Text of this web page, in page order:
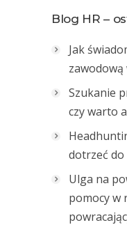
Blog HR –
Jak
zawodową
Szukanie
czy warto
dotrzeć do
Ulga na
pomocy w